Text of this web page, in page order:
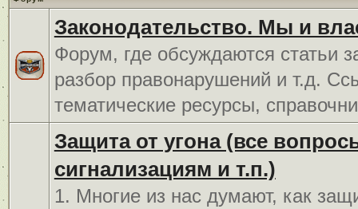
Законодательство. Мы и
Форум, где обсуждаются статьи
разбор правонарушений и т.д.
тематические ресурсы,
Защита от угона (все
сигнализациям и т.п.)
1. Многие из нас думают, как